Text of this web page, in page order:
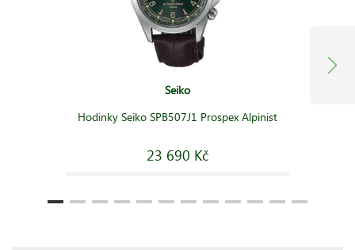
Seiko
Hodinky Seiko SPB507J1 Prospex Alpinist
23 690 Kč